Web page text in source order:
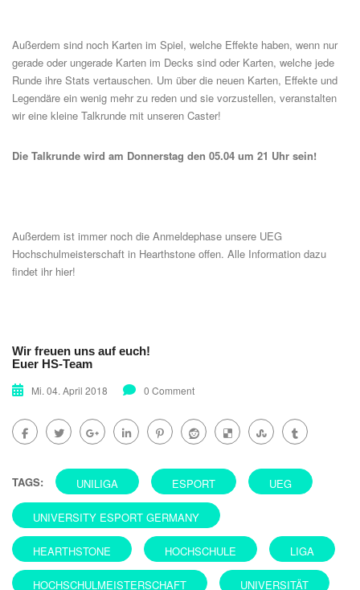
Außerdem sind noch Karten im Spiel, welche Effekte haben, wenn nur
gerade oder ungerade Karten im Decks sind oder Karten, welche jede
Runde ihre Stats vertauschen. Um über die neuen Karten, Effekte und
Legendäre ein wenig mehr zu reden und sie vorzustellen, veranstalten
wir eine kleine Talkrunde mit unseren Caster!
Die Talkrunde wird am Donnerstag den 05.04 um 21 Uhr sein!
Außerdem ist immer noch die Anmeldephase unsere UEG
Hochschulmeisterschaft in Hearthstone offen. Alle Information dazu
findet ihr hier!
Wir freuen uns auf euch!
Euer HS-Team
Mi. 04. April 2018
0 Comment
TAGS: UNILIGA ESPORT UEG
UNIVERSITY ESPORT GERMANY
HEARTHSTONE HOCHSCHULE LIGA
HOCHSCHULMEISTERSCHAFT UNIVERSITÄT